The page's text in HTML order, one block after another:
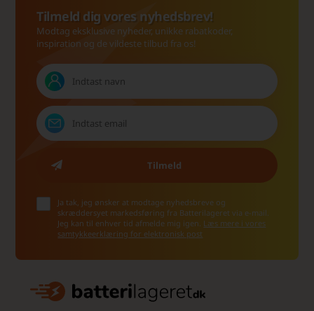
Tilmeld dig vores nyhedsbrev!
Modtag eksklusive nyheder, unikke rabatkoder,
inspiration og de vildeste tilbud fra os!
Ja tak, jeg ønsker at modtage nyhedsbreve og
skræddersyet markedsføring fra Batterilageret via e-mail.
Jeg kan til enhver tid afmelde mig igen. Læs mere i vores
samtykkeerklæring for elektronisk post